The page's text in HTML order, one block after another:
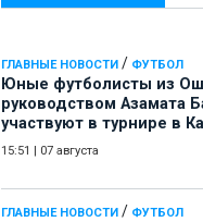
ГЛАВНЫЕ НОВОСТИ / ФУТБОЛ
Юные футболисты из
руководством Азамата
участвуют в турнире в
15:51 07 августа
ГЛАВНЫЕ НОВОСТИ / ФУТБОЛ